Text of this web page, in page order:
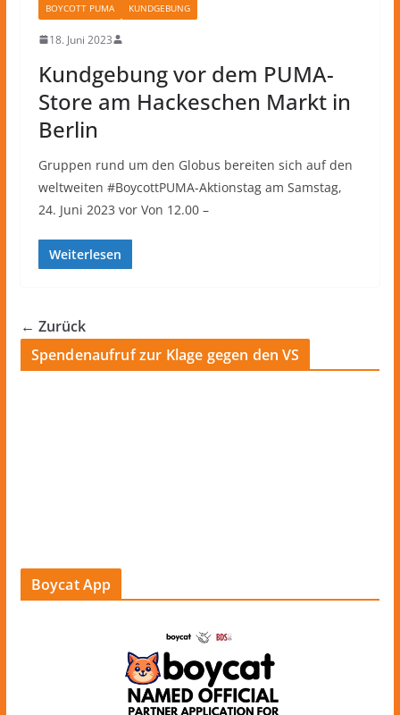
BOYCOTT PUMA KUNDGEBUNG
18. Juni 2023
Kundgebung vor dem PUMA-
Store am Hackeschen Markt in
Berlin
Gruppen rund um den Globus bereiten sich auf den
weltweiten #BoycottPUMA-Aktionstag am Samstag,
24. Juni 2023 vor Von 12.00 –
Weiterlesen
← Zurück
Spendenaufruf zur Klage gegen den VS
Boycat App